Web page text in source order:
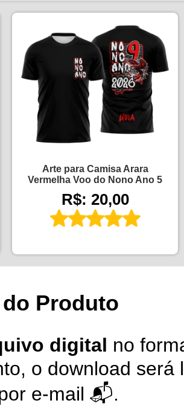
Arte para Camisa Arara
Vermelha Voo do Nono Ano 5
R$: 20,00
Produto
digital no
o download será
e-mail 📬.